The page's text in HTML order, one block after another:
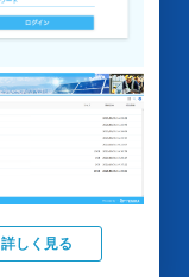
詳しく見る